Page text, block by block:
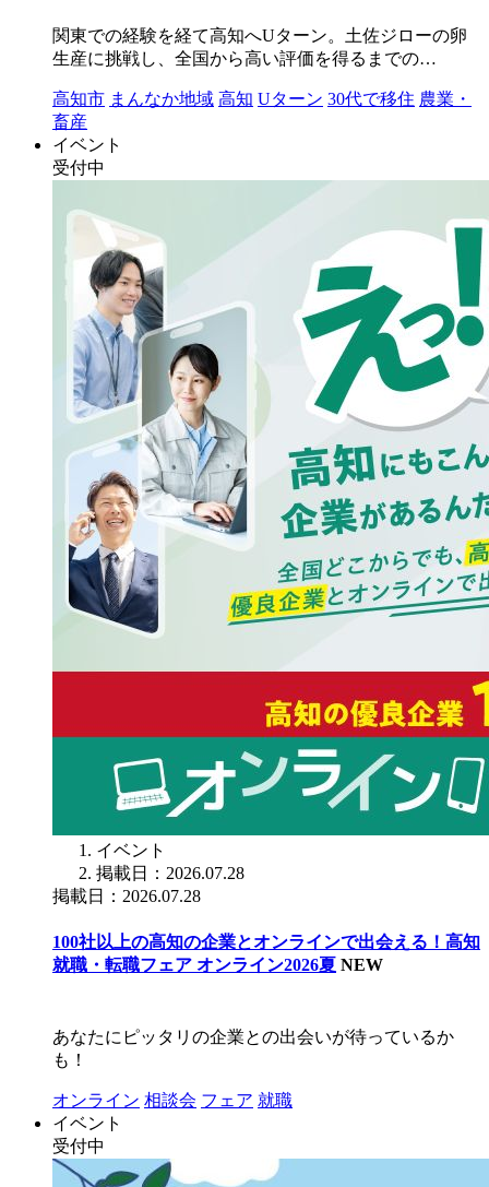
関東での経験を経て高知へUターン。土佐ジローの卵
生産に挑戦し、全国から高い評価を得るまでの…
高知市 まんなか地域 高知 Uターン 30代で移住 農業・
畜産
イベント
受付中
イベント
掲載日：2026.07.28
掲載日：2026.07.28
100社以上の高知の企業とオンラインで出会える！高知
就職・転職フェア オンライン2026夏 NEW
あなたにピッタリの企業との出会いが待っているか
も！
オンライン 相談会 フェア 就職
イベント
受付中